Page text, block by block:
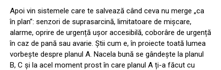
Apoi vin sistemele care te salvează când ceva nu merge „ca
în plan”: senzori de suprasarcină, limitatoare de mișcare,
alarme, oprire de urgență ușor accesibilă, coborâre de urgență
în caz de pană sau avarie. Știi cum e, în proiecte toată lumea
vorbește despre planul A. Nacela bună se gândește la planul
B, C și la acel moment prost în care planul A ți-a făcut cu